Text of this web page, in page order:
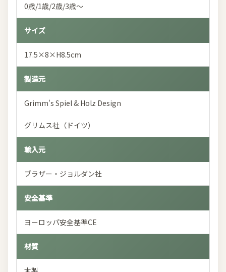
0歳/1歳/2歳/3歳～
サイズ
17.5×8×H8.5cm
製造元
Grimm's Spiel & Holz Design
グリムス社（ドイツ）
輸入元
ブラザー・ジョルダン社
安全基準
ヨーロッパ安全基準CE
材質